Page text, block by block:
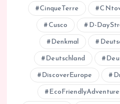
CinqueTerre
Cusco D-
Denkmal
Deutschland
DiscoverEurope